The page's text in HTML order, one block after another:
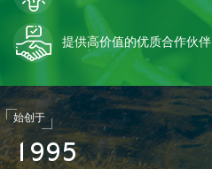
提供高价值的优质合作伙伴
始创于
1 995